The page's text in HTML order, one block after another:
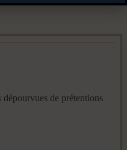
de prétentions